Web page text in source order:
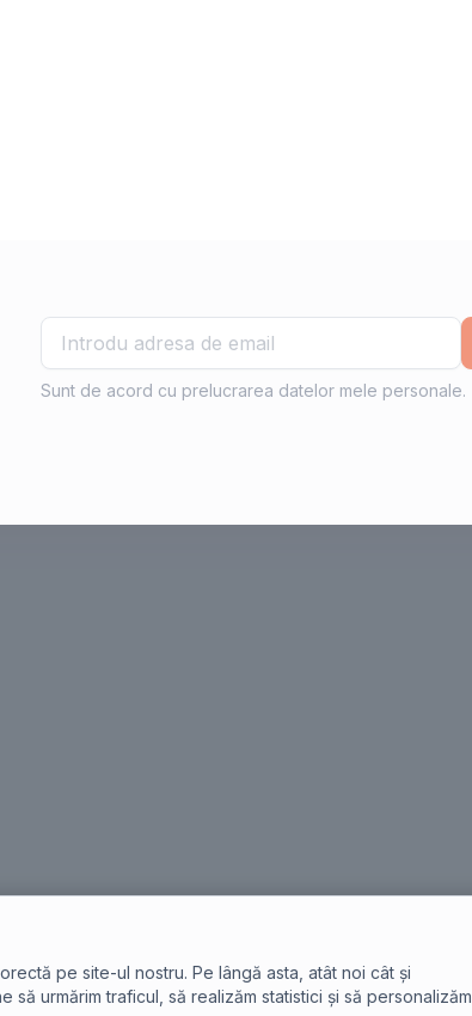
Sunt de acord cu prelucrarea datelor mele personale.
pe site-ul nostru. Pe lângă asta, atât noi cât și
urmărim traficul, să realizăm statistici și să personalizăm